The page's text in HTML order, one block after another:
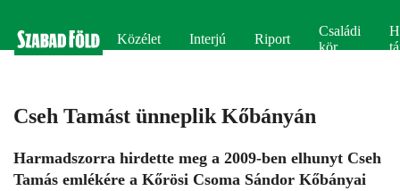
Közélet Interjú Riport
Családi
kör
Cseh Tamást ünneplik Kőbányán
Harmadszorra hirdette meg a 2009-ben elhunyt Cseh
Tamás emlékére a Kőrösi Csoma Sándor Kőbányai